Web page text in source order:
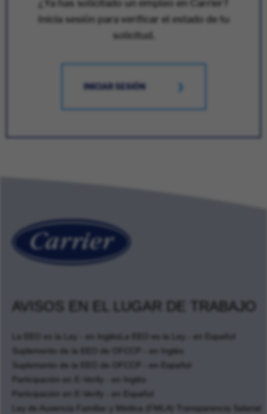
Inicia sesión para verificar el estado de tu
solicitud.
INICIAR SESIÓN
AVISOS EN EL LUGAR DE TRABAJO
La EEO es la Ley - en Inglés
La EEO es la Ley - en Español
Suplemento de la EEO de OFCCP - en Inglés
Suplemento de la EEO de OFCCP - en Español
Participación en E-Verify - en Inglés
Participación en E-Verify - en Español
Ley de Ausencia Familiar y Médica (FMLA) Transparencia Salarial